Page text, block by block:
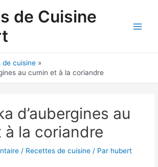
de Cuisine
de cuisine
au cumin et à la coriandre
d’aubergines au
à la coriandre
/ Recettes de cuisine / Par hubert